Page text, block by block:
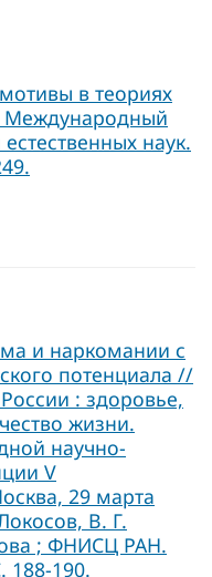
в теориях
Международный
наук.
и наркомании с
потенциала //
: здоровье,
жизни.
научно-
V
29 марта
В. Г.
; ФНИСЦ РАН.
190.